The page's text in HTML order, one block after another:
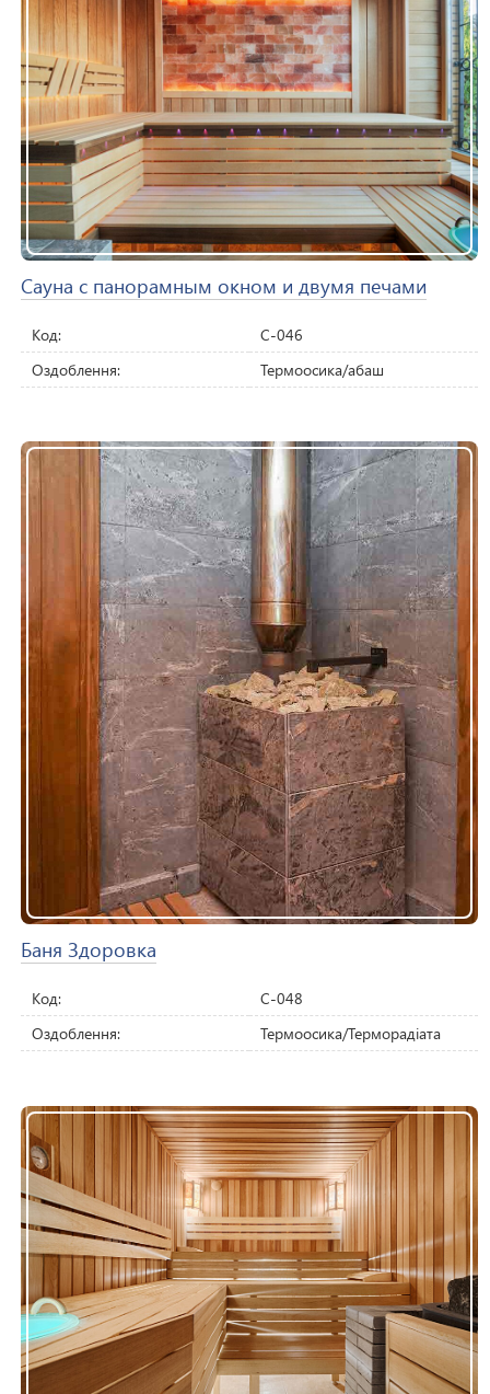
Сауна с панорамным окном и двумя печами
Код:
C-046
Оздоблення:
Термоосика/абаш
Баня Здоровка
Код:
C-048
Оздоблення:
Термоосика/Терморадіата